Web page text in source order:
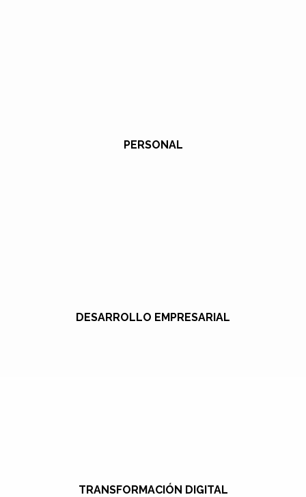
PERSONAL
DESARROLLO EMPRESARIAL
TRANSFORMACIÓN DIGITAL